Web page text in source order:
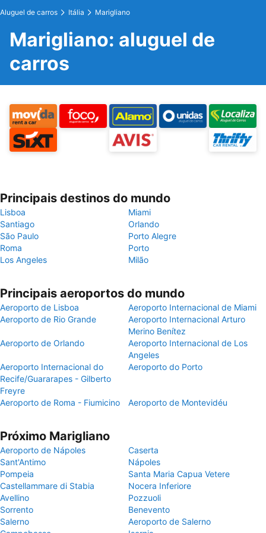
Aluguel de carros Itália Marigliano
Marigliano: aluguel de
carros
Principais destinos do mundo
Lisboa
Miami
Santiago
Orlando
São Paulo
Porto Alegre
Roma
Porto
Los Angeles
Milão
Principais aeroportos do mundo
Aeroporto de Lisboa
Aeroporto Internacional de Miami
Aeroporto de Rio Grande
Aeroporto Internacional Arturo
Merino Benítez
Aeroporto de Orlando
Aeroporto Internacional de Los
Angeles
Aeroporto Internacional do
Recife/Guararapes - Gilberto
Freyre
Aeroporto do Porto
Aeroporto de Roma - Fiumicino Aeroporto de Montevidéu
Próximo Marigliano
Aeroporto de Nápoles
Caserta
Sant'Antimo
Nápoles
Pompeia
Santa Maria Capua Vetere
Castellammare di Stabia
Nocera Inferiore
Avellino
Pozzuoli
Sorrento
Benevento
Salerno
Aeroporto de Salerno